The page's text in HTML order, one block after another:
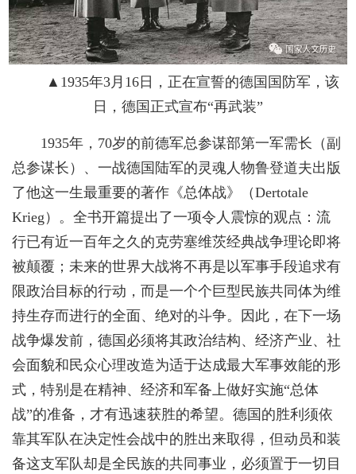
▲1935年3月16日，正在宣誓的德国国防军，该
日，德国正式宣布“再武装”
1935年，70岁的前德军总参谋部第一军需长（副
总参谋长）、一战德国陆军的灵魂人物鲁登道夫出版
了他这一生最重要的著作《总体战》（Dertotale
Krieg）。全书开篇提出了一项令人震惊的观点：流
行已有近一百年之久的克劳塞维茨经典战争理论即将
被颠覆；未来的世界大战将不再是以军事手段追求有
限政治目标的行动，而是一个个巨型民族共同体为维
持生存而进行的全面、绝对的斗争。因此，在下一场
战争爆发前，德国必须将其政治结构、经济产业、社
会面貌和民众心理改造为适于达成最大军事效能的形
式，特别是在精神、经济和军备上做好实施“总体
战”的准备，才有迅速获胜的希望。德国的胜利须依
靠其军队在决定性会战中的胜出来取得，但动员和装
备这支军队却是全民族的共同事业，必须置于一切目